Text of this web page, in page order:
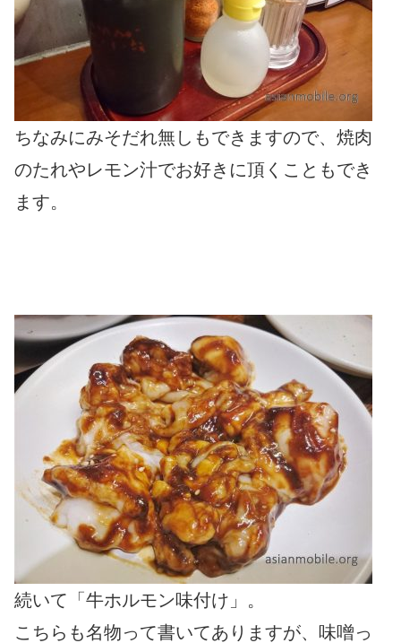
ちなみにみそだれ無しもできますので、焼肉
のたれやレモン汁でお好きに頂くこともでき
ます。
続いて「牛ホルモン味付け」。
こちらも名物って書いてありますが、味噌っ